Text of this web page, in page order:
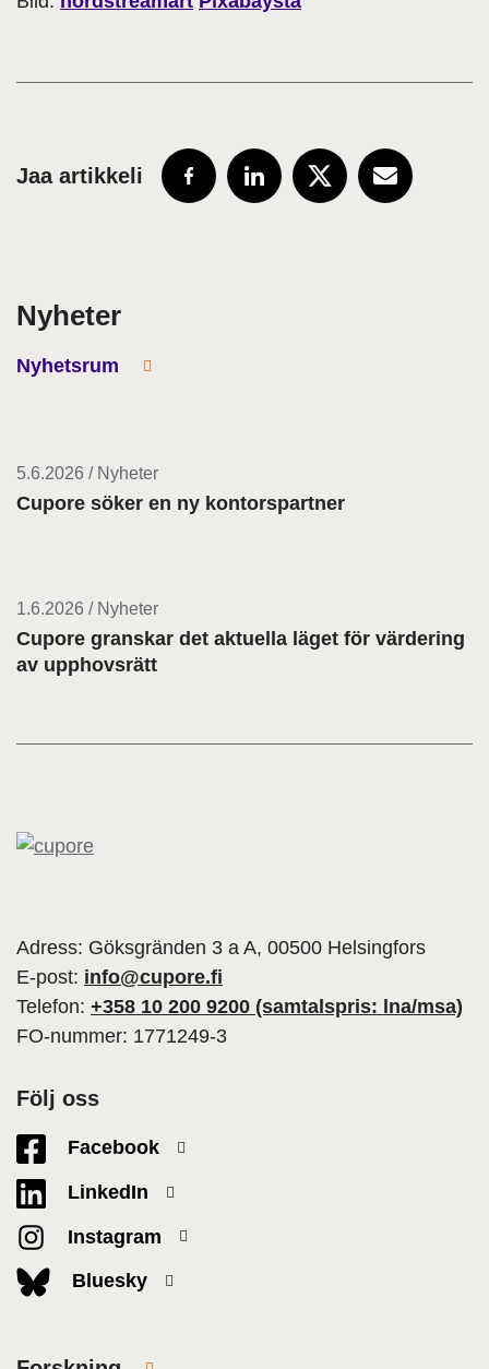
Jaa artikkeli
Nyheter
Nyhetsrum
5.6.2026 / Nyheter
Cupore söker en ny kontorspartner
1.6.2026 / Nyheter
Cupore granskar det aktuella läget för värdering
av upphovsrätt
Adress: Göksgränden 3 a A, 00500 Helsingfors
E-post: info@cupore.fi
Telefon: +358 10 200 9200 (samtalspris: lna/msa)
FO-nummer: 1771249-3
Följ oss
Facebook
LinkedIn
Instagram
Bluesky